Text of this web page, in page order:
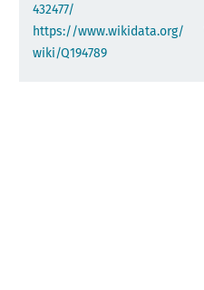
432477/
https://www.wikidata.org/
wiki/Q194789